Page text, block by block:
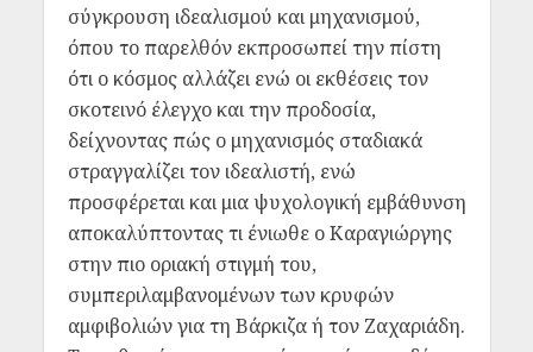
σύγκρουση ιδεαλισμού και μηχανισμού,
όπου το παρελθόν εκπροσωπεί την πίστη
ότι ο κόσμος αλλάζει ενώ οι εκθέσεις τον
σκοτεινό έλεγχο και την προδοσία,
δείχνοντας πώς ο μηχανισμός σταδιακά
στραγγαλίζει τον ιδεαλιστή, ενώ
προσφέρεται και μια ψυχολογική εμβάθυνση
αποκαλύπτοντας τι ένιωθε ο Καραγιώργης
στην πιο οριακή στιγμή του,
συμπεριλαμβανομένων των κρυφών
αμφιβολιών για τη Βάρκιζα ή τον Ζαχαριάδη.